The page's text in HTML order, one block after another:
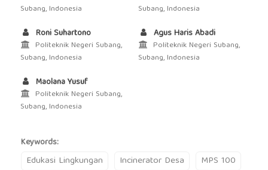
Subang, Indonesia
Subang, Indonesia
Roni Suhartono
Politeknik Negeri Subang,
Subang, Indonesia
Agus Haris Abadi
Politeknik Negeri Subang,
Subang, Indonesia
Maolana Yusuf
Politeknik Negeri Subang,
Subang, Indonesia
Keywords:
Edukasi Lingkungan Incinerator Desa
MPS 100